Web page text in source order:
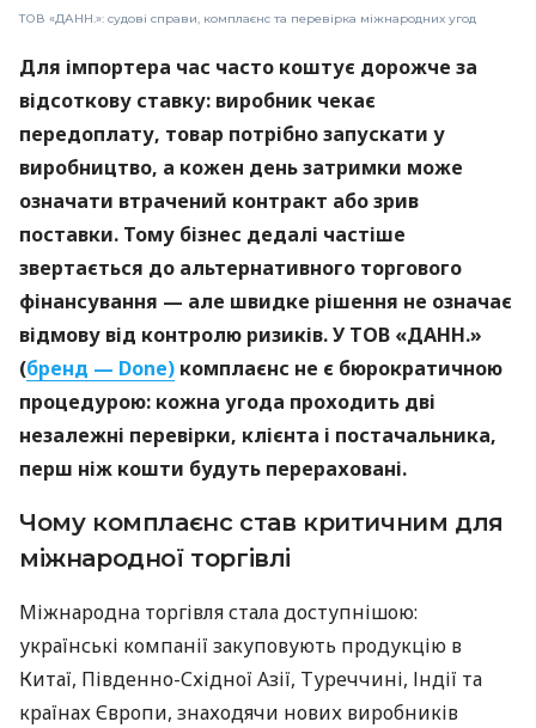
ТОВ «ДАНН.»: судові справи, комплаєнс та перевірка міжнародних угод
Для імпортера час часто коштує дорожче за
відсоткову ставку: виробник чекає
передоплату, товар потрібно запускати у
виробництво, а кожен день затримки може
означати втрачений контракт або зрив
поставки. Тому бізнес дедалі частіше
звертається до альтернативного торгового
фінансування — але швидке рішення не означає
відмову від контролю ризиків. У ТОВ «ДАНН.»
(бренд — Done) комплаєнс не є бюрократичною
процедурою: кожна угода проходить дві
незалежні перевірки, клієнта і постачальника,
перш ніж кошти будуть перераховані.
Чому комплаєнс став критичним для
міжнародної торгівлі
Міжнародна торгівля стала доступнішою:
українські компанії закуповують продукцію в
Китаї, Південно-Східної Азії, Туреччині, Індії та
країнах Європи, знаходячи нових виробників